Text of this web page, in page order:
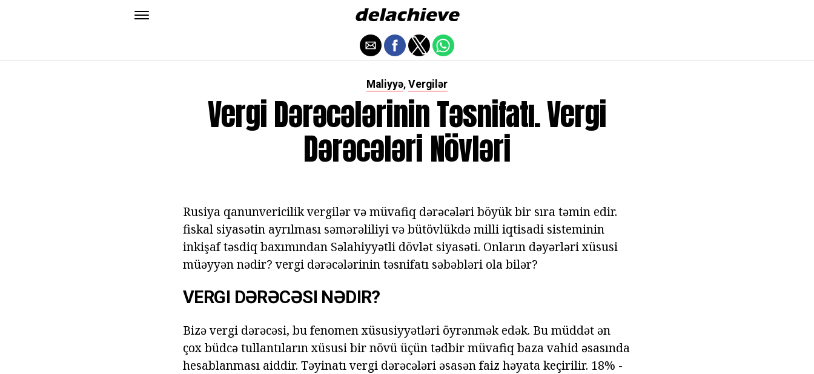
Maliyyə, Vergilər
Vergi Dərəcələrinin Təsnifatı. Vergi
Dərəcələri Növləri
Rusiya qanunvericilik vergilər və müvafiq dərəcələri böyük bir sıra təmin edir.
fiskal siyasətin ayrılması səmərəliliyi və bütövlükdə milli iqtisadi sisteminin
inkişaf təsdiq baxımından Səlahiyyətli dövlət siyasəti. Onların dəyərləri xüsusi
müəyyən nədir? vergi dərəcələrinin təsnifatı səbəbləri ola bilər?
VERGI DƏRƏCƏSI NƏDIR?
Bizə vergi dərəcəsi, bu fenomen xüsusiyyətləri öyrənmək edək. Bu müddət ən
çox büdcə tullantıların xüsusi bir növü üçün tədbir müvafiq baza vahid əsasında
hesablanması aiddir. Təyinatı vergi dərəcələri əsasən faiz həyata keçirilir. 18% -